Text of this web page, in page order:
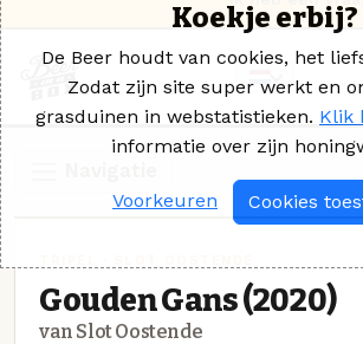
Gouden Gans (2020)
van Slot Oostende
Koekje erbij?
De Beer houdt van cookies, het
Zodat zijn site super werkt en
grasduinen in webstatistieken. Klik
informatie over zijn
Voorkeuren Cookies